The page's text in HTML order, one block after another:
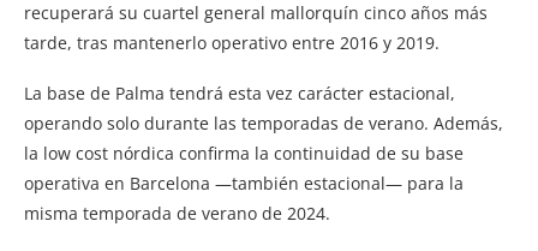
recuperará su cuartel general mallorquín cinco años más
tarde, tras mantenerlo operativo entre 2016 y 2019.
La base de Palma tendrá esta vez carácter estacional,
operando solo durante las temporadas de verano. Además,
la low cost nórdica confirma la continuidad de su base
operativa en Barcelona —también estacional— para la
misma temporada de verano de 2024.